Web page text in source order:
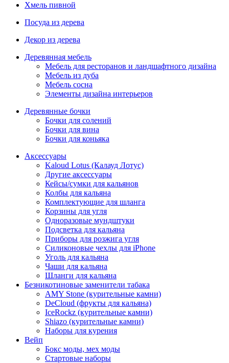
Хмель пивной
Посуда из дерева
Декор из дерева
Деревянная мебель
Мебель для ресторанов и ландшафтного дизайна
Мебель из дуба
Мебель сосна
Элементы дизайна интерьеров
Деревянные бочки
Бочки для солений
Бочки для вина
Бочки для коньяка
Аксессуары
Kaloud Lotus (Калауд Лотус)
Другие аксессуары
Кейсы/сумки для кальянов
Колбы для кальяна
Комплектующие для шланга
Корзины для угля
Одноразовые мундштуки
Подсветка для кальяна
Приборы для розжига угля
Силиконовые чехлы для iPhone
Уголь для кальяна
Чаши для кальяна
Шланги для кальяна
Безникотиновые заменители табака
AMY Stone (курительные камни)
DeCloud (фрукты для кальяна)
IceRockz (курительные камни)
Shiazo (курительные камни)
Наборы для курения
Вейп
Бокс моды, мех моды
Стартовые наборы